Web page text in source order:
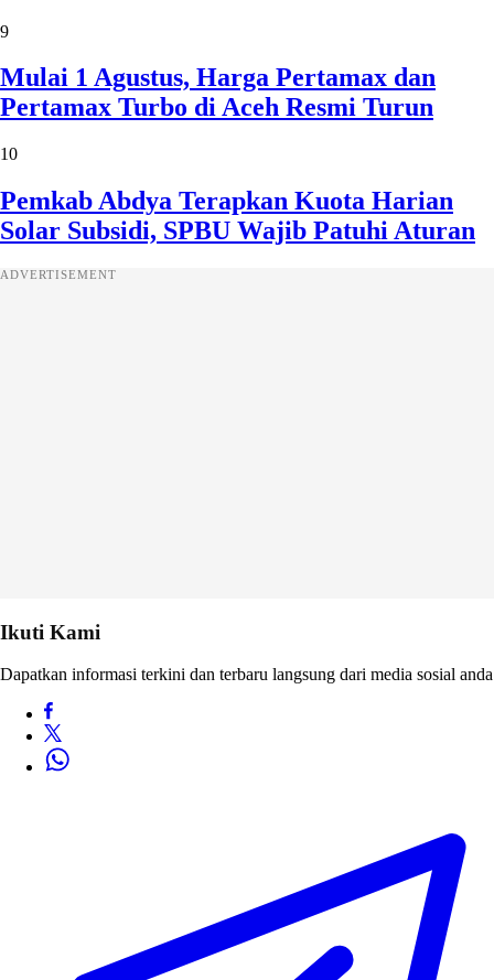
9
Mulai 1 Agustus, Harga Pertamax dan
Pertamax Turbo di Aceh Resmi Turun
10
Pemkab Abdya Terapkan Kuota Harian
Solar Subsidi, SPBU Wajib Patuhi Aturan
ADVERTISEMENT
Ikuti Kami
Dapatkan informasi terkini dan terbaru langsung dari media sosial anda